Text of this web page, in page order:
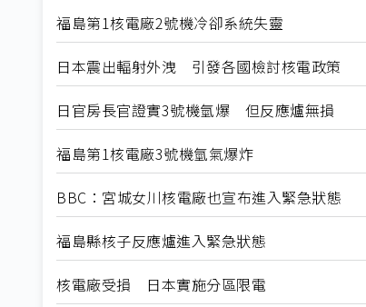
福島第1核電廠2號機冷卻系統失靈
日本震出輻射外洩 引發各國檢討核電政策
日官房長官證實3號機氫爆 但反應爐無損
福島第1核電廠3號機氫氣爆炸
BBC：宮城女川核電廠也宣布進入緊急狀態
福島縣核子反應爐進入緊急狀態
核電廠受損 日本實施分區限電